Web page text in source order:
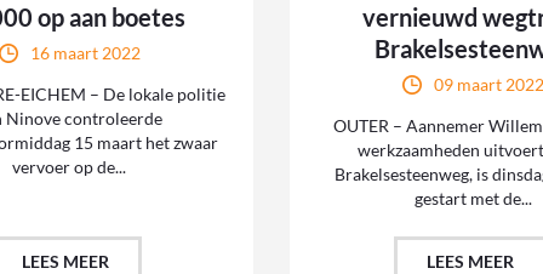
op aan boetes
16 maart 2022
EICHEM – De lokale politie
Ninove controleerde
15 maart het zwaar
vervoer op de...
LEES MEER
vernieuwd
09 maart
OUTER – Aannemer
werkzaamheden
Brakelsesteenweg, is
gestart met de...
LEES MEER